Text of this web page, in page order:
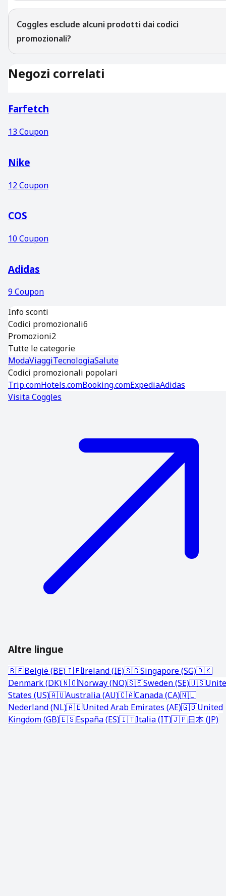
Coggles esclude alcuni prodotti dai codici
promozionali?
Negozi correlati
Farfetch
13 Coupon
Nike
12Coupon
COS
10Coupon
Adidas
9 Coupon
Info sconti
Codici promozionali6
Promozioni2
Tutte le categorie
ModaViaggiTecnologiaSalute
Codici promozionali popolari
Trip.comHotels.comBooking.comExpediaAdidas
VisitaCoggles
Altre lingue
🇧🇪België (BE)🇮🇪Ireland (IE)🇸🇬Singapore (SG)🇩🇰
Denmark (DK)🇳🇴Norway (NO)🇸🇪Sweden (SE)🇺🇸
States (US)🇦🇺Australia (AU)🇨🇦Canada (CA)🇳🇱
Nederland (NL)🇦🇪United Arab Emirates (AE)🇬🇧United
Kingdom (GB)🇪🇸España (ES)🇮🇹Italia (IT)🇯🇵日本 (JP)